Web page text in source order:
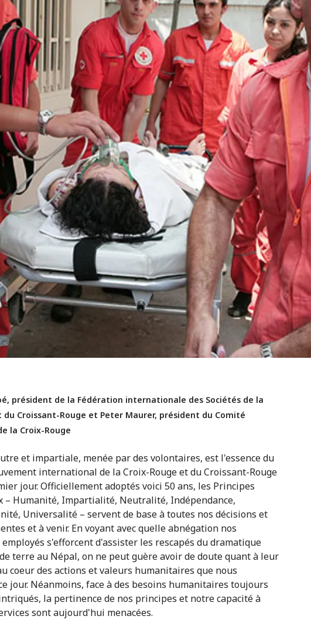
président de la Fédération internationale des Sociétés de la
du Croissant-Rouge et Peter Maurer, président du Comité
la Croix-Rouge
et impartiale, menée par des volontaires, est l'essence du
international de la Croix-Rouge et du Croissant-Rouge
jour. Officiellement adoptés voici 50 ans, les Principes
– Humanité, Impartialité, Neutralité, Indépendance,
Universalité – servent de base à toutes nos décisions et
et à venir. En voyant avec quelle abnégation nos
s'efforcent d'assister les rescapés du dramatique
terre au Népal, on ne peut guère avoir de doute quant à leur
coeur des actions et valeurs humanitaires que nous
jour. Néanmoins, face à des besoins humanitaires toujours
la pertinence de nos principes et notre capacité à
sont aujourd'hui menacées.